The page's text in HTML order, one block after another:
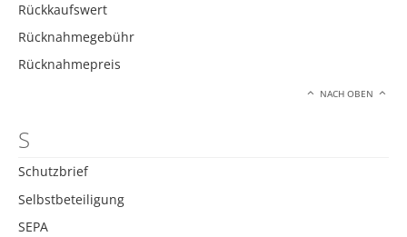
Rückkaufswert
Rücknahmegebühr
Rücknahmepreis
NACH OBEN
S
Schutzbrief
Selbstbeteiligung
SEPA